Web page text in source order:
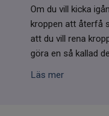
Transdermala plåster
Fyndlådan
Om du vill kicka
kroppen att återfå
att du vill rena
göra en så kallad
Läs mer